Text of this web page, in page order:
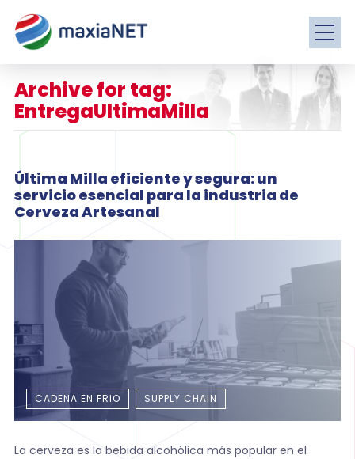
Archive for tag:
EntregaUltimaMilla
Última Milla eficiente y segura: un
servicio esencial para la industria de
Cerveza Artesanal
CADENA EN FRIO SUPPLY CHAIN
La cerveza es la bebida alcohólica más popular en el